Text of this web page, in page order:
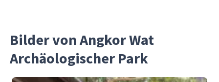
Bilder von Angkor Wat
Archäologischer Park